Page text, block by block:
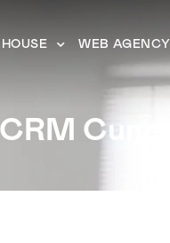
WEB AGENCY
Cuneo